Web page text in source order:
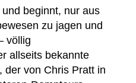
beginnt, nur aus
zu jagen und
völlig
allseits bekannte
der von Chris Pratt in